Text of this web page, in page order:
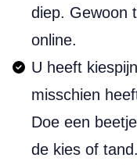
diep. Gewoon
online.
U heeft
misschien
Doe een
de kies of